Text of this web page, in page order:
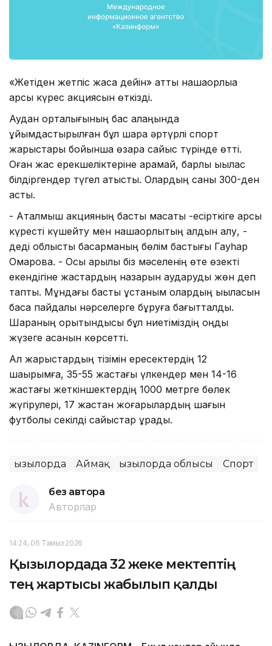
«Жетіден жетпіс жасқа дейін» атты нашақорлыққа
қарсы күрес акциясын өткізді.
Аудан орталығының бас алаңында
ұйымдастырылған бұл шара әртүрлі спорт
жарыстары бойынша өзара сайыс түрінде өтті.
Оған жас ерекшеліктеріне қарамай, барлық ықылас
білдіргендер түгел қатысты. Олардың саны 300-ден
асты.
- Аталмыш акцияның басты мақсаты -есірткіге қарсы
күресті күшейту мен нашақорлықтың алдын алу, -
деді облыстық басқарманың бөлім бастығы Гауһар
Омарова. - Осы арқылы біз мәселенің өте өзекті
екендігіне жастардың назарын аударуды жөн деп
таптық. Мұндағы басты ұстаным олардың ықыласын
басқа пайдалы нәрселерге бұруға бағытталды.
Шараның қорытындысы бұл ниетіміздің оңды
жүзеге асқанын көрсетті.
Ал жарыстардың тізімін ересектердің 12
шақырымға, 35-55 жастағы үлкендер мен 14-16
жастағы жеткіншектердің 1000 метрге бөлек
жүгірулері, 17 жастан жоғарылардың шағын
футболы секілді сайыстар құрады.
Қызылорда Аймақ Қызылорда облысы Спорт
без автора
Авторлар
14:24, 06 Тамыз 2026
Қызылордада 32 жеке мектептің
тең жартысы жабылып қалды